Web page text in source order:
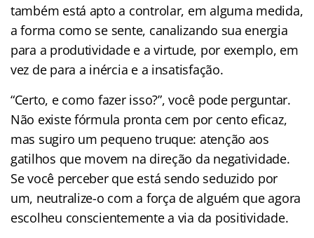
também está apto a controlar, em alguma medida,
a forma como se sente, canalizando sua energia
para a produtividade e a virtude, por exemplo, em
vez de para a inércia e a insatisfação.
“Certo, e como fazer isso?”, você pode perguntar.
Não existe fórmula pronta cem por cento eficaz,
mas sugiro um pequeno truque: atenção aos
gatilhos que movem na direção da negatividade.
Se você perceber que está sendo seduzido por
um, neutralize-o com a força de alguém que agora
escolheu conscientemente a via da positividade.